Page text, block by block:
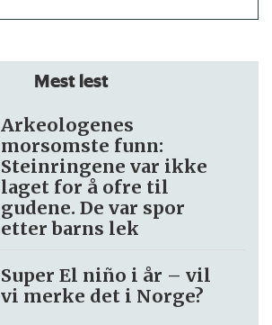
Mest lest
Arkeologenes
morsomste funn:
Steinringene var ikke
laget for å ofre til
gudene. De var spor
etter barns lek
Super El niño i år – vil
vi merke det i Norge?